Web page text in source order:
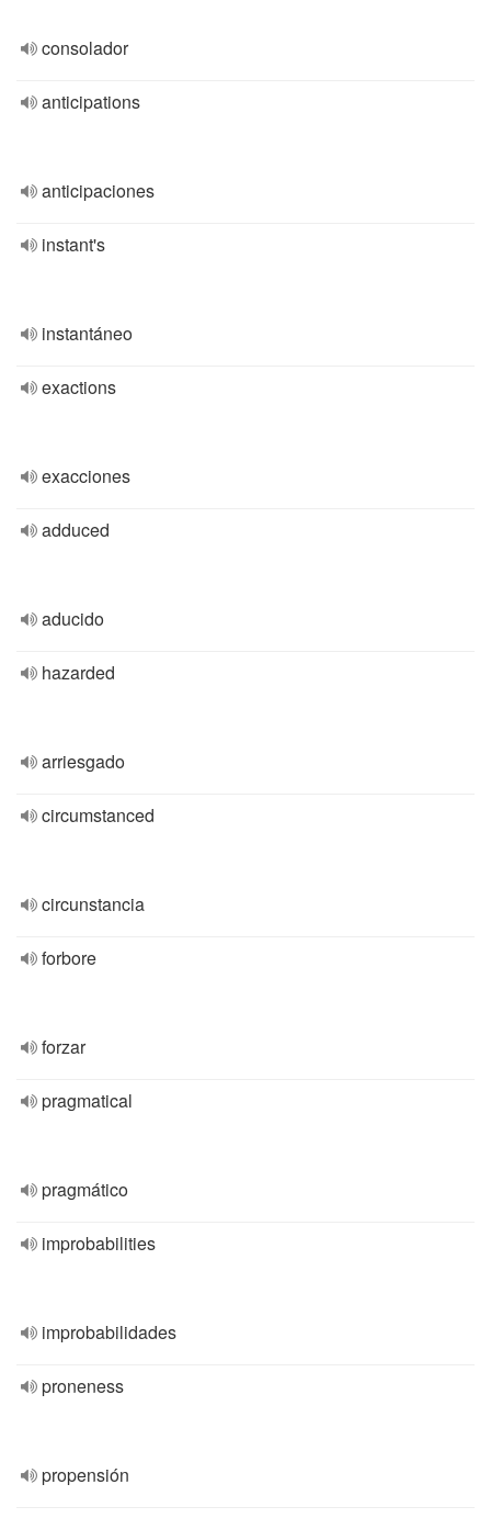
consolador
anticipations
anticipaciones
instant's
instantáneo
exactions
exacciones
adduced
aducido
hazarded
arriesgado
circumstanced
circunstancia
forbore
forzar
pragmatical
pragmático
improbabilities
improbabilidades
proneness
propensión